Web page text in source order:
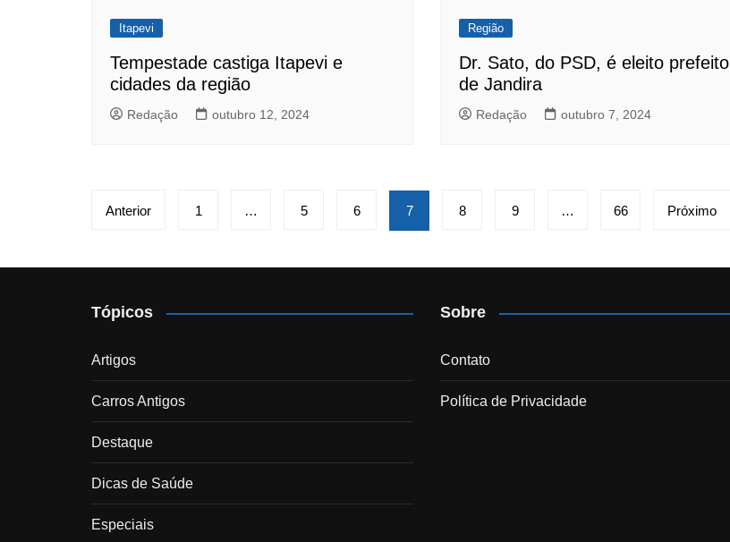
Itapevi
Tempestade castiga Itapevi e
cidades da região
Redação outubro 12, 2024
Região
Dr. Sato, do PSD, é eleito prefeito
de Jandira
Redação outubro 7, 2024
Paginação
posts
Anterior 1 … 5 6 7 8 9 … 66 Próximo
Tópicos
Artigos
Carros Antigos
Destaque
Dicas de Saúde
Especiais
Sobre
Contato
Política de Privacidade